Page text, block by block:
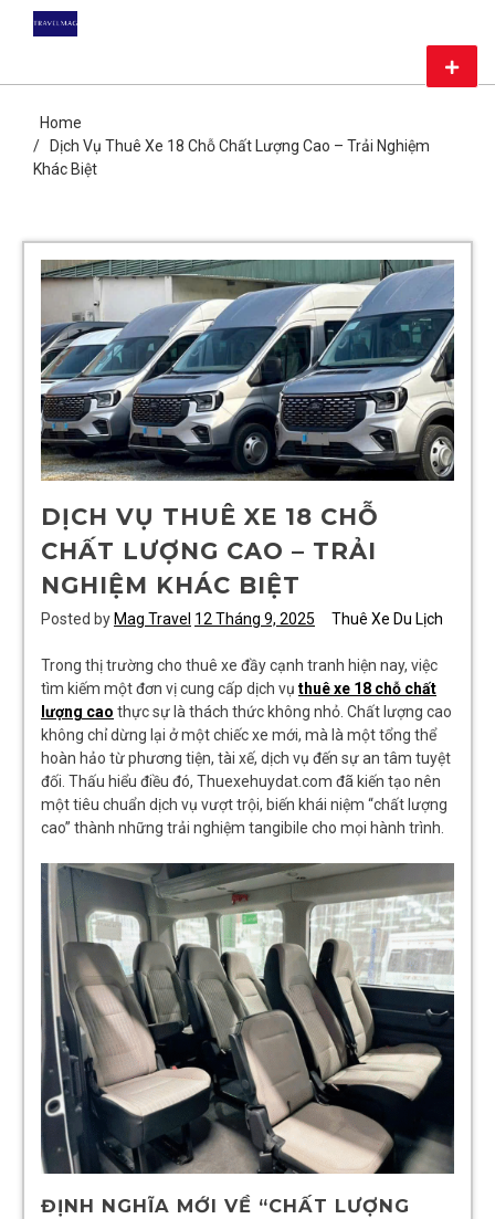
TRAVEL
Menu
CHIA SẺ KIẾN THỨC DU LỊCH HÀNG ĐẦU CHỈ CÓ TẠI MAG
Home
Dịch Vụ Thuê Xe 18 Chỗ Chất Lượng Cao – Trải Nghiệm
Khác Biệt
DỊCH VỤ THUÊ XE 18 CHỖ
CHẤT LƯỢNG CAO – TRẢI
NGHIỆM KHÁC BIỆT
Posted by Mag Travel 12 Tháng 9, 2025 Thuê Xe Du Lịch
Trong thị trường cho thuê xe đầy cạnh tranh hiện nay, việc
tìm kiếm một đơn vị cung cấp dịch vụ thuê xe 18 chỗ chất
lượng cao thực sự là thách thức không nhỏ. Chất lượng cao
không chỉ dừng lại ở một chiếc xe mới, mà là một tổng thể
hoàn hảo từ phương tiện, tài xế, dịch vụ đến sự an tâm tuyệt
đối. Thấu hiểu điều đó, Thuexehuydat.com đã kiến tạo nên
một tiêu chuẩn dịch vụ vượt trội, biến khái niệm “chất lượng
cao” thành những trải nghiệm tangibile cho mọi hành trình.
ĐỊNH NGHĨA MỚI VỀ “CHẤT LƯỢNG